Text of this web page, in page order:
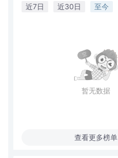
近7日 近30日 至今
暂无数据
查看更多榜单